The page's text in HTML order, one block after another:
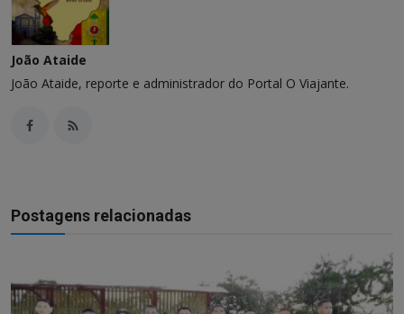
João Ataide
João Ataide, reporte e administrador do Portal O Viajante.
Postagens relacionadas